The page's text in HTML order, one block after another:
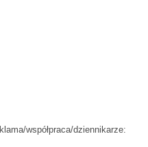
współpraca/dziennikarze: